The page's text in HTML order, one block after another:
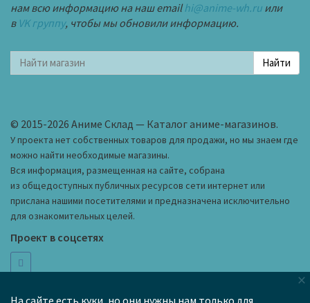
нам всю информацию на наш emailhi@anime-wh.ru или
в VK группу, чтобы мы обновили информацию.
© 2015-2026 Аниме Склад — Каталог аниме-магазинов.
У проекта нет собственных товаров для продажи, но мы знаем где
можно найти необходимые магазины.
Вся информация, размещенная на сайте, собрана
из общедоступных публичных ресурсов сети интернет или
прислана нашими посетителями и предназначена исключительно
для ознакомительных целей.
Проект в соцсетях
hi@anime-wh.ru Как добавить магазин в каталог
На сайте есть куки, но они нужны нам только для
×